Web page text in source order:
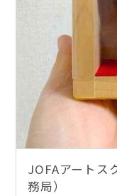
JOFAアートス
務局）